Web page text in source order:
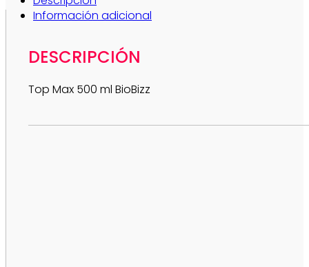
BioBizzInformación adicional
DESCRIPCIÓN
Top Max 500 ml BioBizz